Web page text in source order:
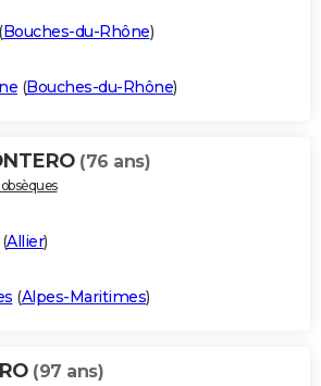
(Bouches-du-Rhône)
(Bouches-du-Rhône)
(76 ans)
Allier)
(Alpes-Maritimes)
(97 ans)